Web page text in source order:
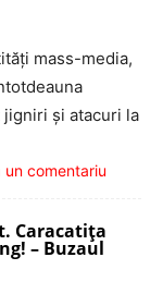
mass-media,
şi atacuri la
comentariu
Caracatiţa
– Buzaul